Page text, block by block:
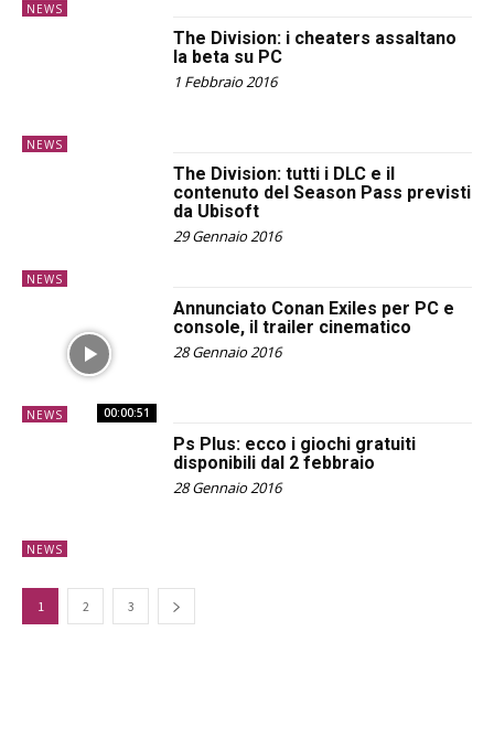
NEWS
NEWS
The Division: i cheaters assaltano
la beta su PC
1 Febbraio 2016
NEWS
The Division: tutti i DLC e il
contenuto del Season Pass previsti
da Ubisoft
29 Gennaio 2016
NEWS 00:00:51
Annunciato Conan Exiles per PC e
console, il trailer cinematico
28 Gennaio 2016
NEWS
Ps Plus: ecco i giochi gratuiti
disponibili dal 2 febbraio
28 Gennaio 2016
1 2 3